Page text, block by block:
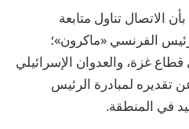
الاتصال تناول متابعة
يوم 15 سبتمبر 2025، بدعوة من الرئيس الفرنسي «ماكرون»؛
غزة، والعدوان الإسرائيلي
لمبادرة الرئيس
في المنطقة.